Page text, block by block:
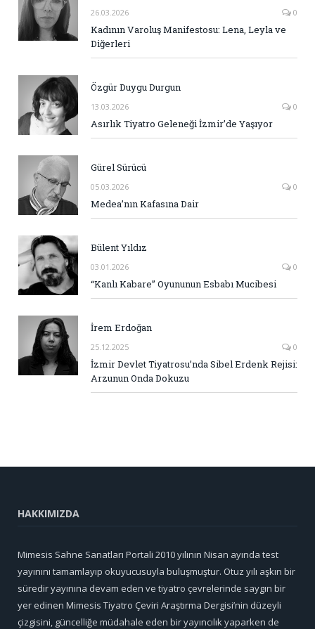
26.03.2026 0
Kadının Varoluş Manifestosu: Lena, Leyla ve
Diğerleri
Özgür Duygu Durgun
13.03.2026 0
Asırlık Tiyatro Geleneği İzmir’de Yaşıyor
Gürel Sürücü
05.03.2026 0
Medea’nın Kafasına Dair
Bülent Yıldız
03.01.2026 0
“Kanlı Kabare” Oyununun Esbabı Mucibesi
İrem Erdoğan
25.12.2025 0
İzmir Devlet Tiyatrosu’nda Sibel Erdenk Rejisi:
Arzunun Onda Dokuzu
HAKKIMIZDA
Mimesis Sahne Sanatları Portali 2010 yılının Nisan ayında test
yayınını tamamlayıp okuyucusuyla buluşmuştur. Otuz yılı aşkın bir
süredir yayınına devam eden ve tiyatro çevrelerinde saygın bir
yer edinen Mimesis Tiyatro Çeviri Araştırma Dergisi’nin düzeyli
çizgisini, güncelliğe müdahale eden bir yayıncılık yaparken de